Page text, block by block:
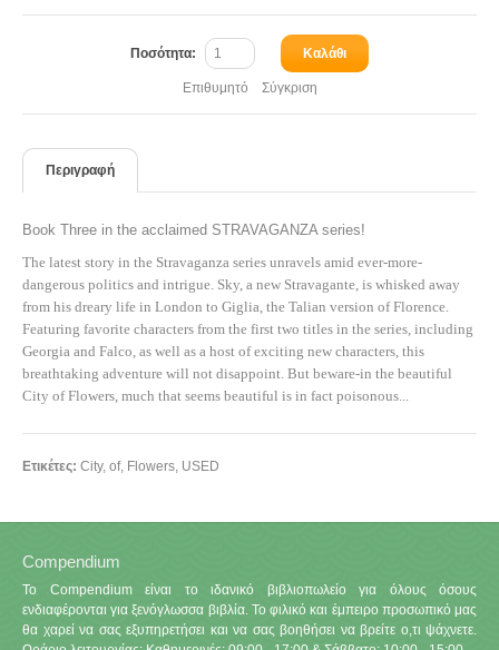
Ποσότητα: Καλάθι
Επιθυμητό Σύγκριση
Περιγραφή
Book Three in the acclaimed STRAVAGANZA series!
The latest story in the Stravaganza series unravels amid ever-more-
dangerous politics and intrigue. Sky, a new Stravagante, is whisked away
from his dreary life in London to Giglia, the Talian version of Florence.
Featuring favorite characters from the first two titles in the series, including
Georgia and Falco, as well as a host of exciting new characters, this
breathtaking adventure will not disappoint. But beware-in the beautiful
City of Flowers, much that seems beautiful is in fact poisonous...
Ετικέτες: City, of, Flowers, USED
Compendium
Το Compendium είναι το ιδανικό βιβλιοπωλείο για όλους όσους
ενδιαφέρονται για ξενόγλωσσα βιβλία. Το φιλικό και έμπειρο προσωπικό μας
θα χαρεί να σας εξυπηρετήσει και να σας βοηθήσει να βρείτε ο,τι ψάχνετε.